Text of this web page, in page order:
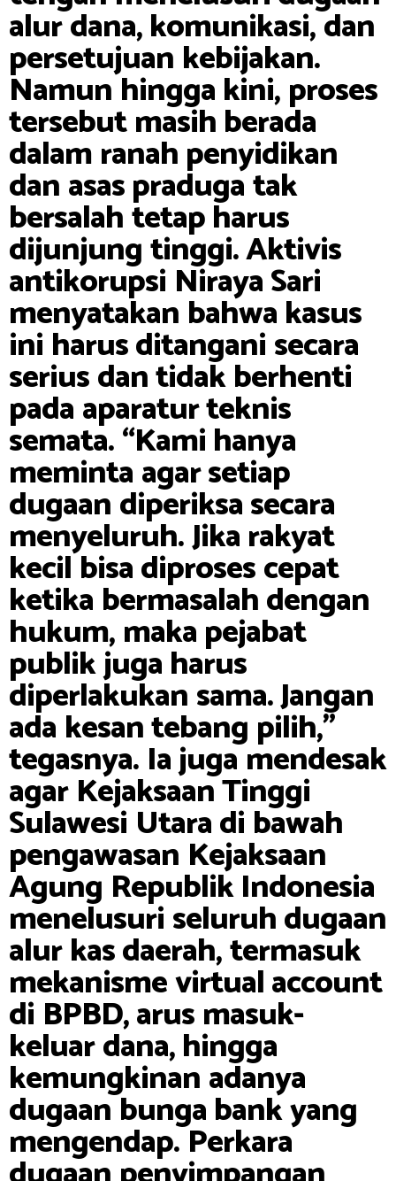
alur dana, komunikasi, dan
persetujuan kebijakan.
Namun hingga kini, proses
tersebut masih berada
dalam ranah penyidikan
dan asas praduga tak
bersalah tetap harus
dijunjung tinggi. Aktivis
antikorupsi Niraya Sari
menyatakan bahwa kasus
ini harus ditangani secara
serius dan tidak berhenti
pada aparatur teknis
semata. “Kami hanya
meminta agar setiap
dugaan diperiksa secara
menyeluruh. Jika rakyat
kecil bisa diproses cepat
ketika bermasalah dengan
hukum, maka pejabat
publik juga harus
diperlakukan sama. Jangan
ada kesan tebang pilih,”
tegasnya. Ia juga mendesak
agar Kejaksaan Tinggi
Sulawesi Utara di bawah
pengawasan Kejaksaan
Agung Republik Indonesia
menelusuri seluruh dugaan
alur kas daerah, termasuk
mekanisme virtual account
di BPBD, arus masuk-
keluar dana, hingga
kemungkinan adanya
dugaan bunga bank yang
mengendap. Perkara